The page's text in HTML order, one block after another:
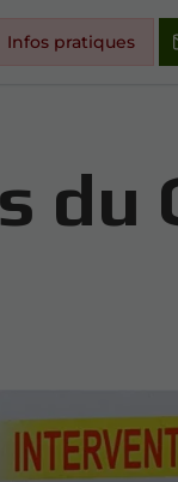
Infos pratiques
du